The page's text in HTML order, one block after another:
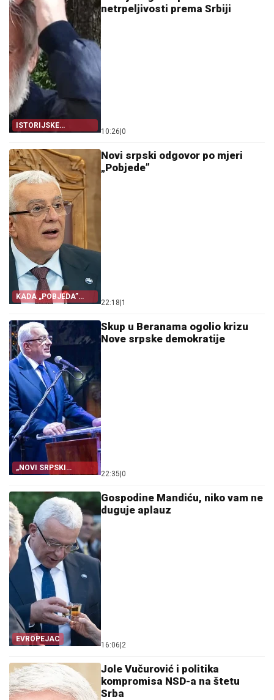
ISTORIJSKE
ČINJENICE
netrpeljivosti prema Srbiji
10:26 0
KADA „POBJEDA”
POHVALI
Novi srpski odgovor po mjeri
„Pobjede”
22:18 1
„NOVI SRPSKI
ODGOVOR” BEZ
Skup u Beranama ogolio krizu
Nove srpske demokratije
22:35 0
EVROPEJAC
Gospodine Mandiću, niko vam ne
duguje aplauz
16:06 2
Jole Vučurović i politika
kompromisa NSD-a na štetu
Srba